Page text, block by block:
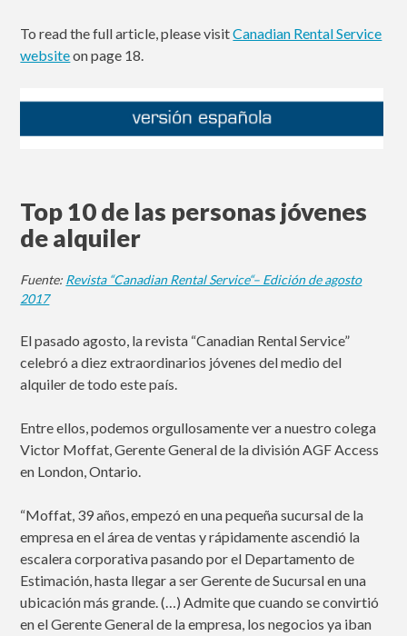
To read the full article, please visitCanadian Rental Service
websiteon page 18.
Top 10 de las personas jóvenes
de alquiler
Fuente: Revista “Canadian Rental Service“– Edición de agosto
2017
El pasado agosto, la revista “Canadian Rental Service”
celebró a diez extraordinarios jóvenes del medio del
alquiler de todo este país.
Entre ellos, podemos orgullosamente ver a nuestro colega
Victor Moffat, Gerente General de la división AGF Access
en London, Ontario.
“Moffat, 39 años, empezó en una pequeña sucursal de la
empresa en el área de ventas y rápidamente ascendió la
escalera corporativa pasando por el Departamento de
Estimación, hasta llegar a ser Gerente de Sucursal en una
ubicación más grande. (…) Admite que cuando se convirtió
en el Gerente General de la empresa, los negocios ya iban